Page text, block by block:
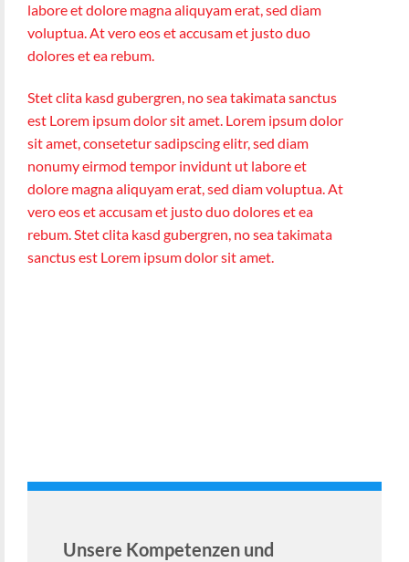
labore et dolore magna aliquyam erat, sed diam
voluptua. At vero eos et accusam et justo duo
dolores et ea rebum.
Stet clita kasd gubergren, no sea takimata sanctus
est Lorem ipsum dolor sit amet. Lorem ipsum dolor
sit amet, consetetur sadipscing elitr, sed diam
nonumy eirmod tempor invidunt ut labore et
dolore magna aliquyam erat, sed diam voluptua. At
vero eos et accusam et justo duo dolores et ea
rebum. Stet clita kasd gubergren, no sea takimata
sanctus est Lorem ipsum dolor sit amet.
Unsere Kompetenzen und